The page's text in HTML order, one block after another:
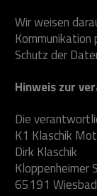
Wir weisen
Kommunikation
Schutz der
Hinweis zur
Die
K1 Klaschik
Dirk Klaschik
Kloppenheimer
65191